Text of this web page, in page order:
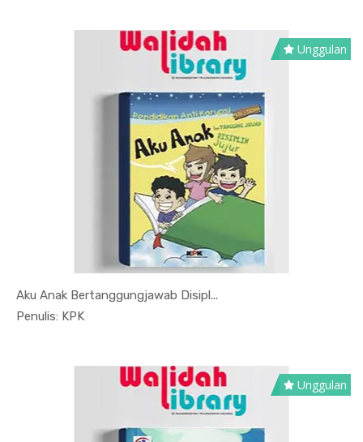
Unggulan
Aku Anak Bertanggungjawab Disipl...
Penulis: KPK
Unggulan